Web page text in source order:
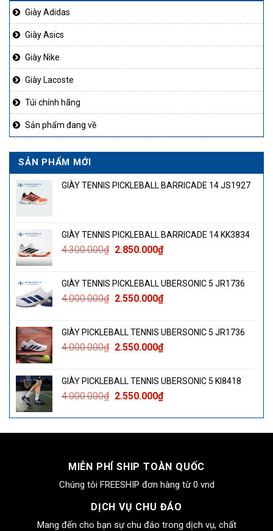
Giày Adidas
Giày Asics
Giày Nike
Giày Lacoste
Túi chính hãng
Sản phẩm đang về
SẢN PHẨM MỚI
GIÀY TENNIS PICKLEBALL BARRICADE 14 JS1927
GIÀY TENNIS PICKLEBALL BARRICADE 14 KK3834
4.300.000₫ Giá
4.300.000₫.
2.850.000₫Giá
là:
2.850.000₫.
GIÀY TENNIS PICKLEBALL UBERSONIC 5 JR1736
4.000.000₫ Giá
4.000.000₫.
2.550.000₫Giá
là:
2.550.000₫.
GIÀY PICKLEBALL TENNIS UBERSONIC 5 JR1736
4.000.000₫ Giá
4.000.000₫.
2.550.000₫Giá
là:
2.550.000₫.
GIÀY PICKLEBALL TENNIS UBERSONIC 5 KI8418
4.000.000₫ Giá
là:
4.000.000₫.
2.550.000₫Giá
tại
là:
MIỄN PHÍ SHIP TOÀN QUỐC
Chúng tôi FREESHIP đơn hàng từ 0 vnd
DỊCH VỤ CHU ĐÁO
Mang đến cho bạn sự chu đáo trong dịch vụ, chất